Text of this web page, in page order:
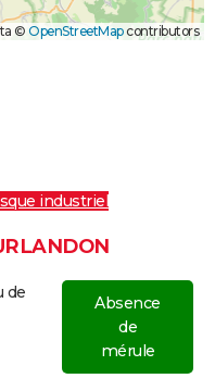
© OpenStreetMapcontributors
industriel
de
Absence
de
mérule